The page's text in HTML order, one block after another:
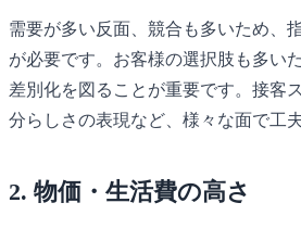
需要が多い反面、競合も多いため、
が必要です。お客様の選択肢も多い
差別化を図ることが重要です。接客
分らしさの表現など、様々な面で工
2. 物価・生活費の高さ